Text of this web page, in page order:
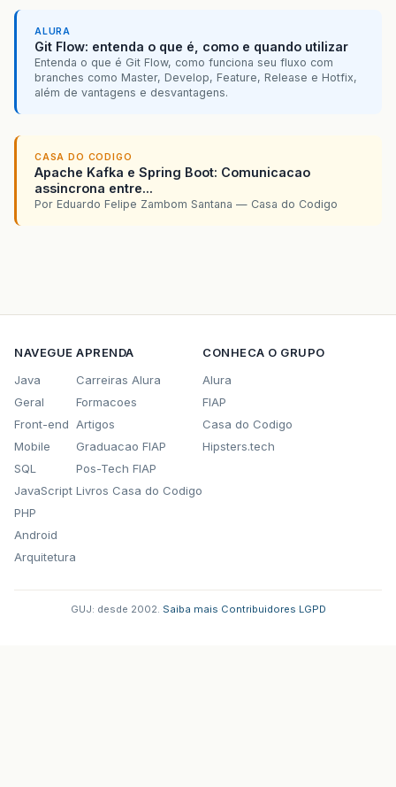
ALURA
Git Flow: entenda o que é, como e quando utilizar
Entenda o que é Git Flow, como funciona seu fluxo com
branches como Master, Develop, Feature, Release e Hotfix,
além de vantagens e desvantagens.
CASA DO CODIGO
Apache Kafka e Spring Boot: Comunicacao
assincrona entre...
Por Eduardo Felipe Zambom Santana — Casa do Codigo
NAVEGUE
Java
Geral
Front-end
Mobile
SQL
JavaScript
PHP
Android
Arquitetura
APRENDA
Carreiras Alura
Formacoes
Artigos
Graduacao FIAP
Pos-Tech FIAP
Livros Casa do Codigo
CONHECA O GRUPO
Alura
FIAP
Casa do Codigo
Hipsters.tech
GUJ: desde 2002. Saiba mais Contribuidores LGPD